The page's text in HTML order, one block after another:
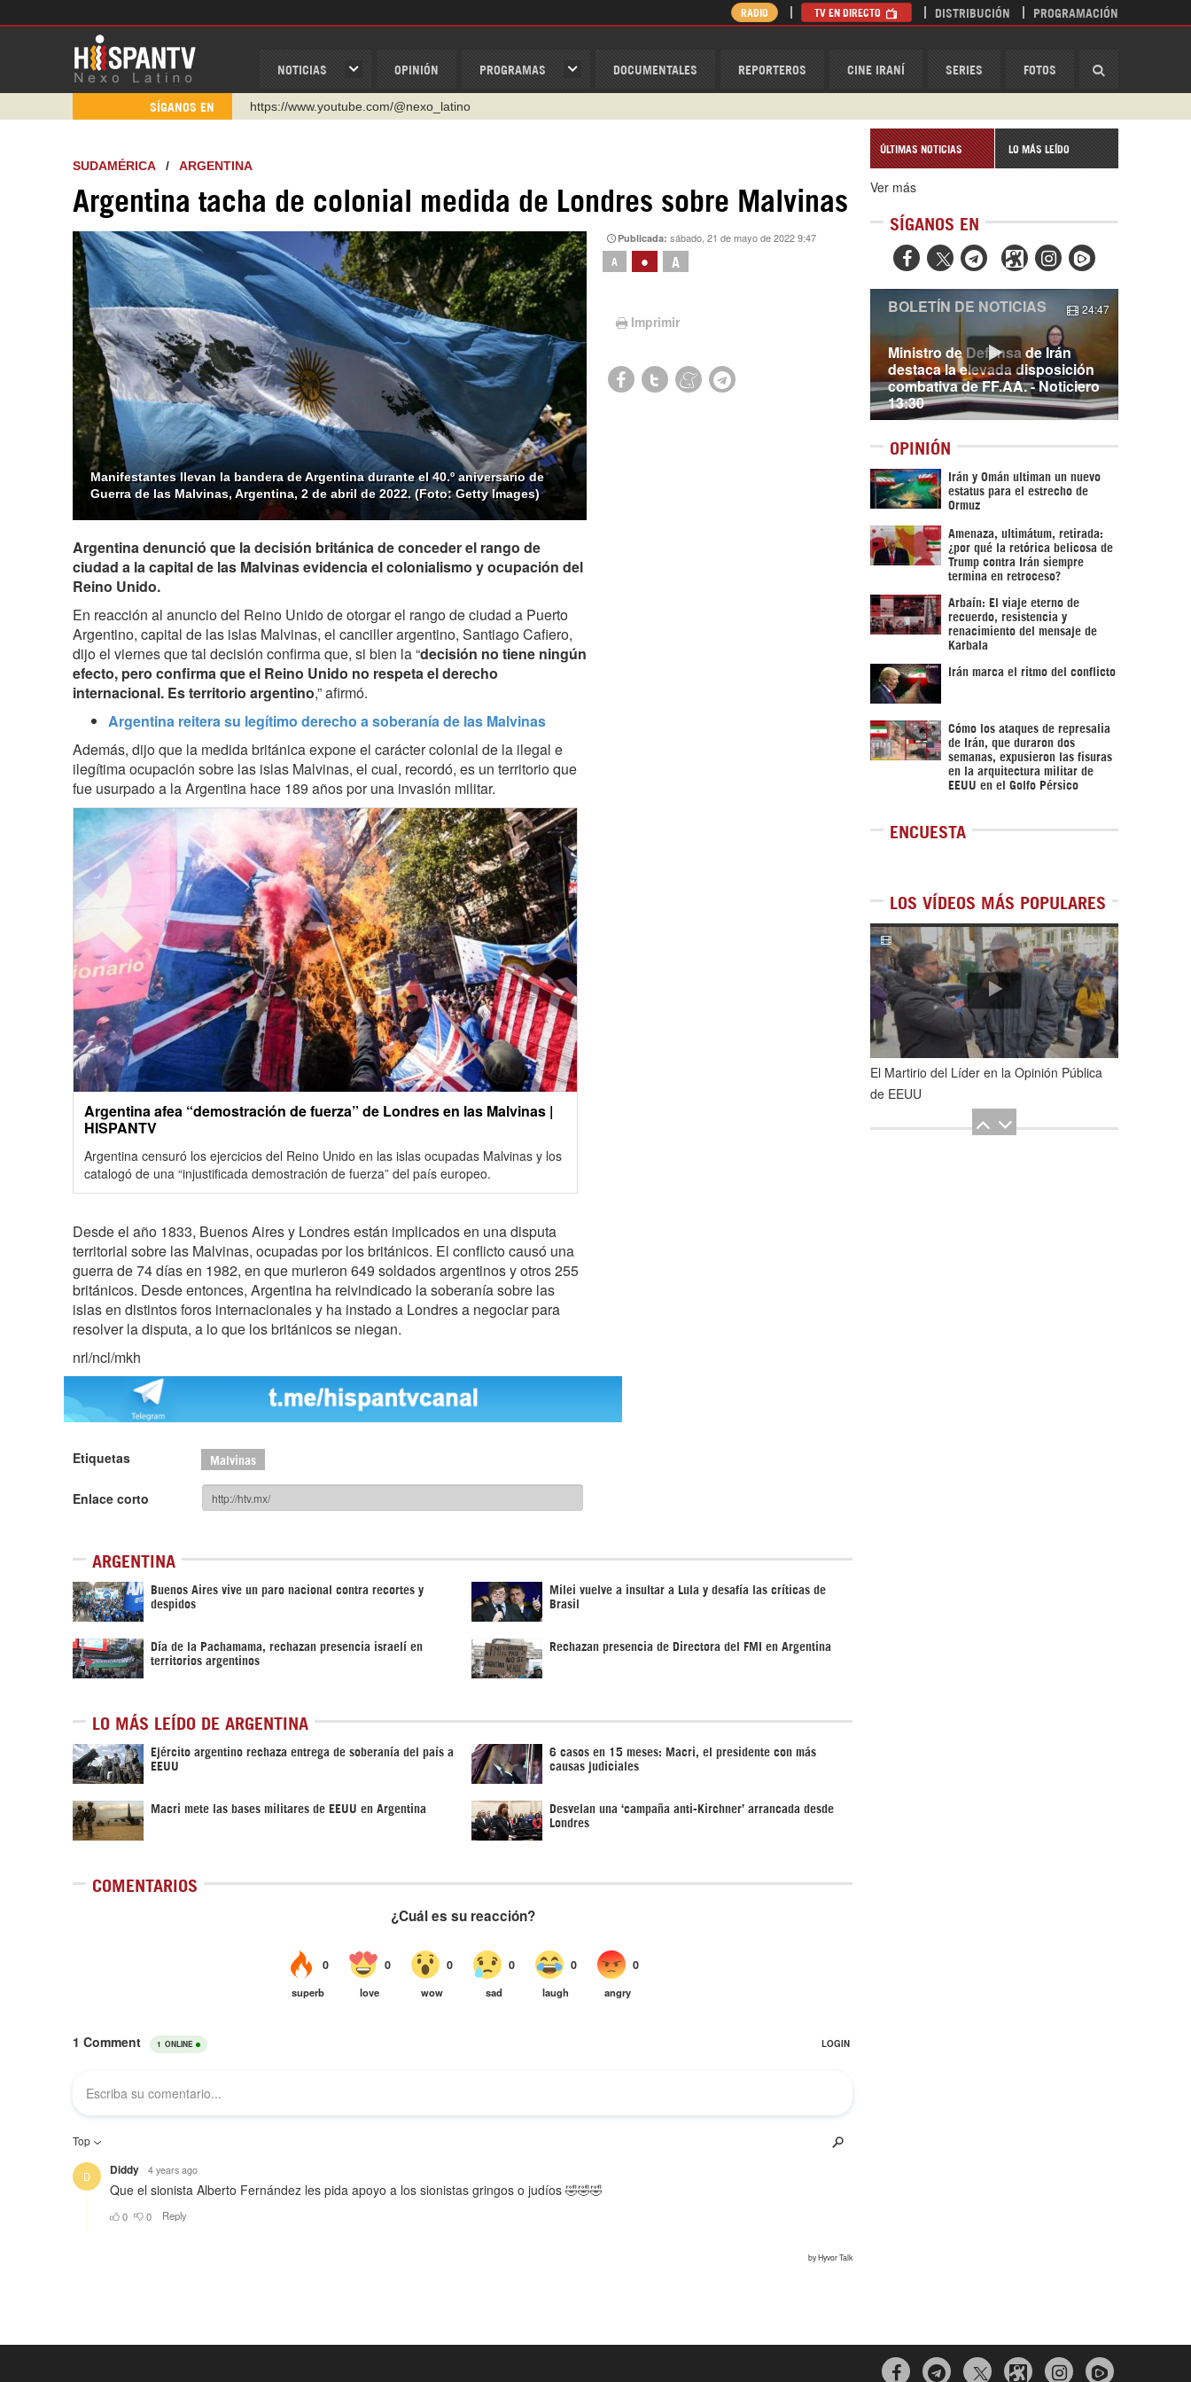
NOTICIAS OPINIÓN PROGRAMAS DOCUMENTALES REPORTEROS CINE IRANÍ SERIES FOTOS
RADIO TV EN DIRECTO DISTRIBUCIÓN PROGRAMACIÓN
SÍGANOS EN
https://www.youtube.com/@nexo_latino
https://urmedium.com/c/hispantv
WhatsApp y Viber: +98 921 79 29 404
Instagram como: hispan_tv
https://www.facebook.com/Nexolatino.Canal
SUDAMÉRICA/ ARGENTINA
Argentina tacha de colonial medida de Londres sobre Malvinas
Manifestantes llevan la bandera de Argentina durante el 40.º aniversario de
Guerra de las Malvinas, Argentina, 2 de abril de 2022. (Foto: Getty Images)
Publicada:sábado, 21 de mayo de 2022 9:47
A • A
Imprimir
Argentina denunció que la decisión británica de conceder el rango de
ciudad a la capital de las Malvinas evidencia el colonialismo y ocupación del
Reino Unido.
En reacción al anuncio del Reino Unido de otorgar el rango de ciudad a Puerto
Argentino, capital de las islas Malvinas, el canciller argentino, Santiago Cafiero,
dijo el viernes que tal decisión confirma que, si bien la “decisión no tiene ningún
efecto, pero confirma que el Reino Unido no respeta el derecho
internacional. Es territorio argentino,” afirmó.
Argentina reitera su legítimo derecho a soberanía de las Malvinas
Además, dijo que la medida británica expone el carácter colonial de la ilegal e
ilegítima ocupación sobre las islas Malvinas, el cual, recordó, es un territorio que
fue usurpado a la Argentina hace 189 años por una invasión militar.
Argentina afea “demostración de fuerza” de Londres en las Malvinas |
HISPANTV
Argentina censuró los ejercicios del Reino Unido en las islas ocupadas Malvinas y los
catalogó de una “injustificada demostración de fuerza” del país europeo.
Desde el año 1833, Buenos Aires y Londres están implicados en una disputa
territorial sobre las Malvinas, ocupadas por los británicos. El conflicto causó una
guerra de 74 días en 1982, en que murieron 649 soldados argentinos y otros 255
británicos. Desde entonces, Argentina ha reivindicado la soberanía sobre las
islas en distintos foros internacionales y ha instado a Londres a negociar para
resolver la disputa, a lo que los británicos se niegan.
nrl/ncl/mkh
Etiquetas Malvinas
Enlace corto
ARGENTINA
Buenos Aires vive un paro nacional contra recortes y
despidos
Milei vuelve a insultar a Lula y desafía las críticas de
Brasil
Día de la Pachamama, rechazan presencia israelí en
territorios argentinos
Rechazan presencia de Directora del FMI en Argentina
LO MÁS LEÍDO DE ARGENTINA
Ejército argentino rechaza entrega de soberanía del país a
EEUU
6 casos en 15 meses: Macri, el presidente con más
causas judiciales
Macri mete las bases militares de EEUU en Argentina Desvelan una ‘campaña anti-Kirchner’ arrancada desde
Londres
COMENTARIOS
ÚLTIMAS NOTICIAS LO MÁS LEÍDO
Ver más
SÍGANOS EN
  
Ministro de Defensa de Irán
destaca la elevada disposición
combativa de FF.AA. - Noticiero
13:30
BOLETÍN DE NOTICIAS 24:47
OPINIÓN
Irán y Omán ultiman un nuevo
estatus para el estrecho de
Ormuz
Amenaza, ultimátum, retirada:
¿por qué la retórica belicosa de
Trump contra Irán siempre
termina en retroceso?
Arbaín: El viaje eterno de
recuerdo, resistencia y
renacimiento del mensaje de
Karbala
Irán marca el ritmo del conflicto
Cómo los ataques de represalia
de Irán, que duraron dos
semanas, expusieron las fisuras
en la arquitectura militar de
EEUU en el Golfo Pérsico
ENCUESTA
LOS VÍDEOS MÁS POPULARES
1de5
El Martirio del Líder en la Opinión Pública
de EEUU
  